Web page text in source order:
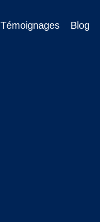
Témoignages Blog